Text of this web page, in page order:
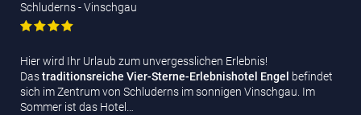
Schluderns - Vinschgau
Hier wird Ihr Urlaub zum unvergesslichen Erlebnis!
Dastraditionsreiche Vier-Sterne-Erlebnishotel Engel befindet
sich im Zentrum von Schluderns im sonnigen Vinschgau. Im
Sommer ist das Hotel…